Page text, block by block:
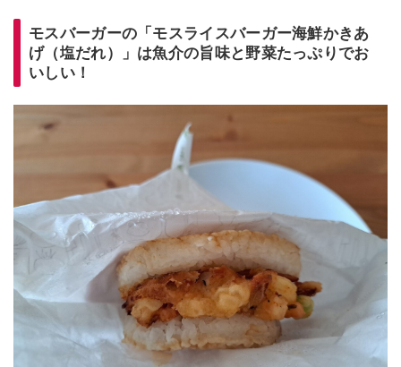
モスバーガーの「モスライスバーガー海鮮かきあ
げ（塩だれ）」は魚介の旨味と野菜たっぷりでお
いしい！